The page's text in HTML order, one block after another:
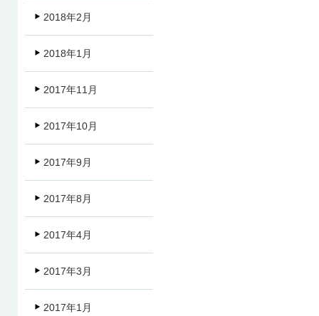
2018年2月
2018年1月
2017年11月
2017年10月
2017年9月
2017年8月
2017年4月
2017年3月
2017年1月